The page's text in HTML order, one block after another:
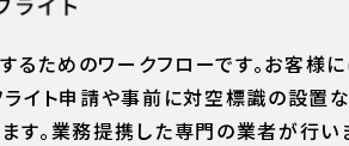
ためのワークフローです。お客
ライト申請や事前に対空標識の設置
す。業務提携した専門の業者が行い